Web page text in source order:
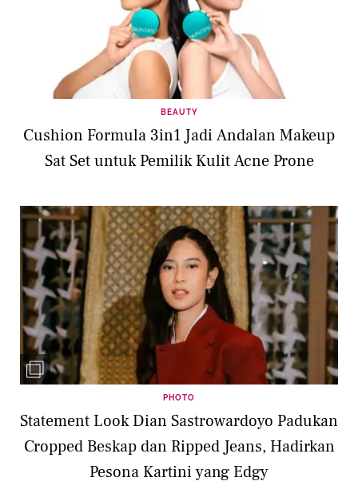
BEAUTY
Cushion Formula 3in1 Jadi Andalan Makeup
Sat Set untuk Pemilik Kulit Acne Prone
PHOTO
Statement Look Dian Sastrowardoyo Padukan
Cropped Beskap dan Ripped Jeans, Hadirkan
Pesona Kartini yang Edgy